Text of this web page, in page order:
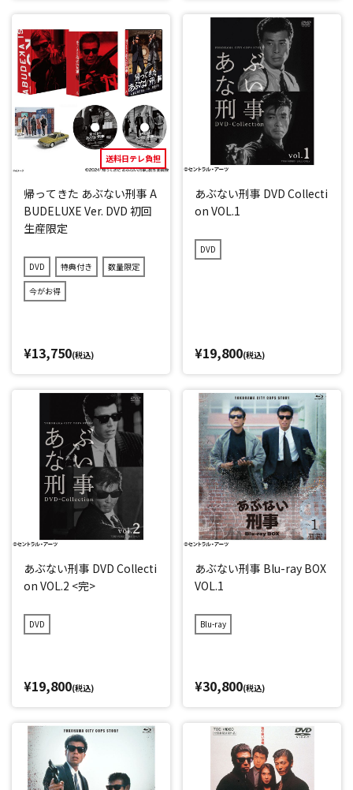
送料日テレ負担
帰ってきた あぶない刑事 A
BUDELUXE Ver. DVD 初回
生産限定
DVD 特典付き 数量限定
今がお得
¥13,750(税込)
あぶない刑事 DVD Collecti
on VOL.1
DVD
¥19,800(税込)
あぶない刑事 DVD Collecti
on VOL.2 <完>
DVD
¥19,800(税込)
あぶない刑事 Blu-ray BOX
VOL.1
Blu-ray
¥30,800(税込)